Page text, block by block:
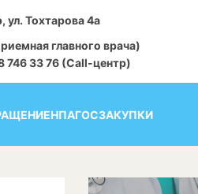
ул. Тохтарова 4а
главного врача)
746 33 76 (Call-центр)
НПАГОСЗАКУПКИ